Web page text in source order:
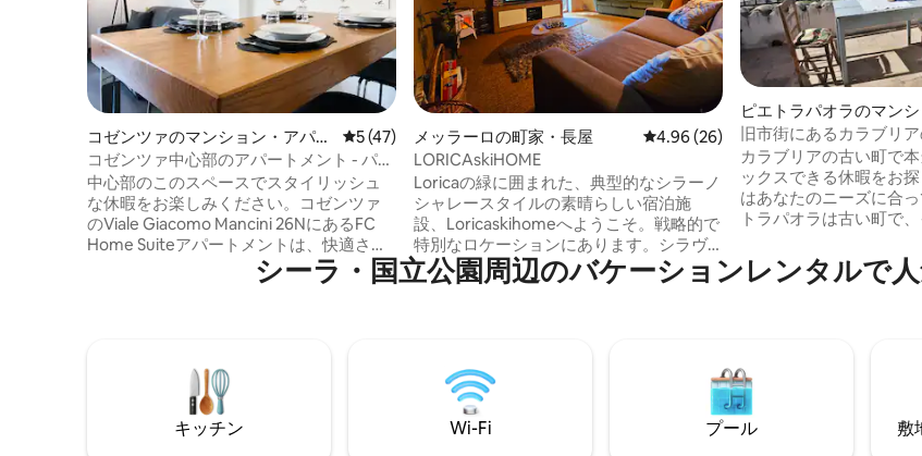
コゼンツァのマンション・アパー
ト
レビュー47件、5つ星中5つ星の平均評価
5 (47)
コゼンツァ中心部のアパートメント - パノ
ラマテラス
中心部のこのスペースでスタイリッシュ
な休暇をお楽しみください。コゼンツァ
のViale Giacomo Mancini 26NにあるFC
Home Suiteアパートメントは、快適さと
モダンさのオアシスであり、街とその周
辺を探索したい人に最適です。このエレ
セサリーを備えたバスルーム、素敵な屋
根付きテラスで構成されています。 国民
識別コード（CIN）：
IT078045C223W85YAY
メッラーロの町家・長屋 レビュー26件、5つ星中4.96つ星の平
4.96 (26)
LORICAskiHOME
Loricaの緑に囲まれた、典型的なシラーノ
シャレースタイルの素晴らしい宿泊施
設、Loricaskihomeへようこそ。戦略的で
特別なロケーションにあります。シラヴ
ェンチュラ公園に隣接し、アルヴォ湖と
スキー場（ロリカ・スキー・エリア）ま
テレビ、無料Wi-Fi。専用駐車場が含まれ
ています。ペットOK。手入れの行き届い
たインテリアと、誰もが楽しめる快適さ
をお楽しみください。
ピエトラパオラのマンシ
ン・アパート
旧市街にあるカラブリ
カラブリアの古い町で
ックスできる休暇をお
はあなたのニーズに合
トラパオラは古い町で
しか住んでいません。
の家を改装しました。
トラパオラにある私たち
スは車でのみです。 公
シーはありません
シーラ・国立公園⁠周⁠辺⁠のバ⁠ケ⁠ー⁠シ⁠ョ⁠ン⁠レ⁠ン⁠タ⁠ル⁠で
キッチン Wi-Fi プール 敷